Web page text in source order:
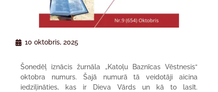
10 oktobris, 2025
Šonedēļ iznācis žurnāla „Katoļu Baznīcas Vēstnesis“
oktobra numurs. Šajā numurā tā veidotāji aicina
iedziļināties, kas ir Dieva Vārds un kā to lasīt.